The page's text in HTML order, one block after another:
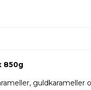
850g
guldkarameller